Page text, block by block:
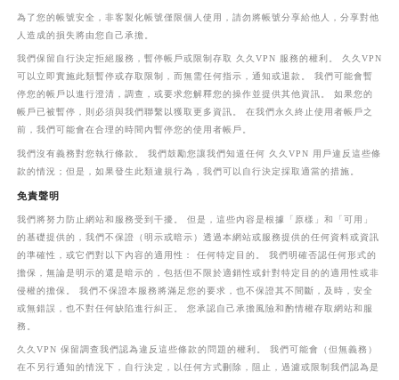
為了您的帳號安全，非客製化帳號僅限個人使用，請勿將帳號分享給他人，分享對他
人造成的損失將由您自己承擔。
我們保留自行決定拒絕服務，暫停帳戶或限制存取 久久VPN 服務的權利。 久久VPN
可以立即實施此類暫停或存取限制，而無需任何指示，通知或退款。 我們可能會暫
停您的帳戶以進行澄清，調查，或要求您解釋您的操作並提供其他資訊。 如果您的
帳戶已被暫停，則必須與我們聯繫以獲取更多資訊。 在我們永久終止使用者帳戶之
前，我們可能會在合理的時間內暫停您的使用者帳戶。
我們沒有義務對您執行條款。 我們鼓勵您讓我們知道任何 久久VPN 用戶違反這些條
款的情況；但是，如果發生此類違規行為，我們可以自行決定採取適當的措施。
免責聲明
我們將努力防止網站和服務受到干擾。 但是，這些內容是根據「原樣」和「可用」
的基礎提供的，我們不保證（明示或暗示）透過本網站或服務提供的任何資料或資訊
的準確性，或它們對以下內容的適用性： 任何特定目的。 我們明確否認任何形式的
擔保，無論是明示的還是暗示的，包括但不限於適銷性或針對特定目的的適用性或非
侵權的擔保。 我們不保證本服務將滿足您的要求，也不保證其不間斷，及時，安全
或無錯誤，也不對任何缺陷進行糾正。 您承認自己承擔風險和酌情權存取網站和服
務。
久久VPN 保留調查我們認為違反這些條款的問題的權利。 我們可能會（但無義務）
在不另行通知的情況下，自行決定，以任何方式刪除，阻止，過濾或限制我們認為是